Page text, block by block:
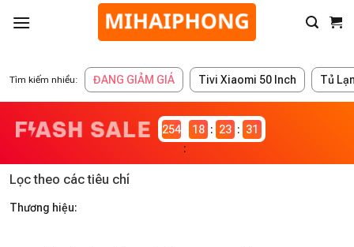
Tìm kiếm nhiều: ĐANG GIẢM GIÁ Tivi Xiaomi 50 Inch Tủ
2546981
18 23 31
Lọc theo các tiêu chí
Thương hiệu: